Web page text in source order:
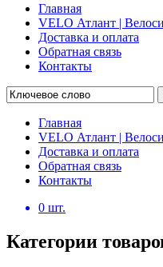
Главная
VELO Атлант |
Доставка и оплата
Обратная связь
Контакты
Главная
VELO Атлант |
Доставка и оплата
Обратная связь
Контакты
0 шт.
Категории